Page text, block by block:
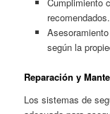
recomendados.
según la
Reparación y
Los sistemas de